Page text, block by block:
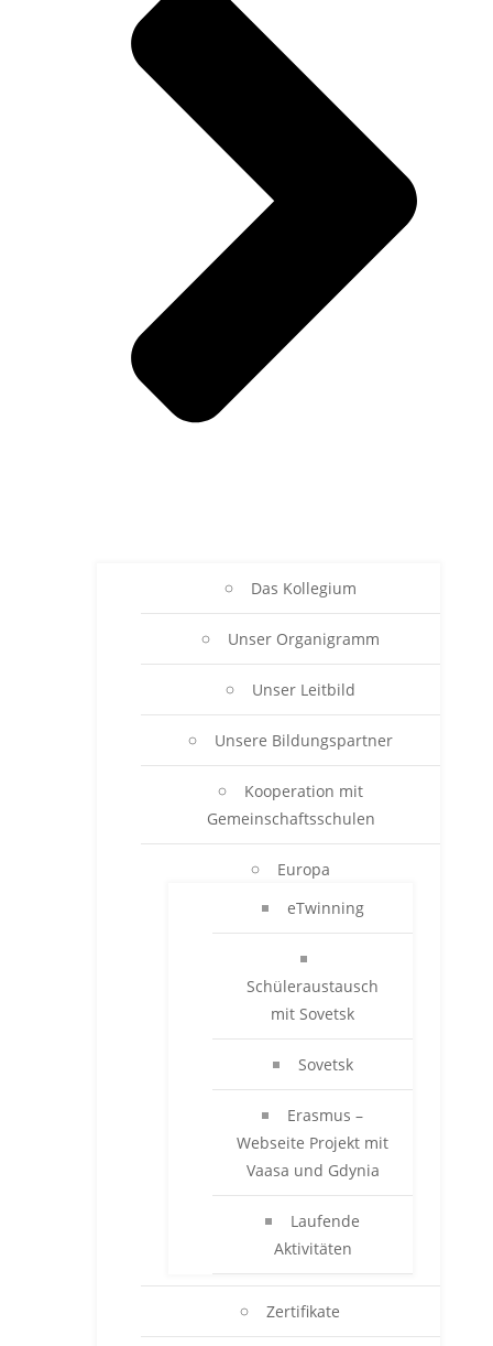
Das Kollegium
Unser Organigramm
Unser Leitbild
Unsere Bildungspartner
Kooperation mit
Gemeinschaftsschulen
Europa
eTwinning
Schüleraustausch
mit Sovetsk
Sovetsk
Erasmus –
Webseite Projekt mit
Vaasa und Gdynia
Laufende
Aktivitäten
Zertifikate